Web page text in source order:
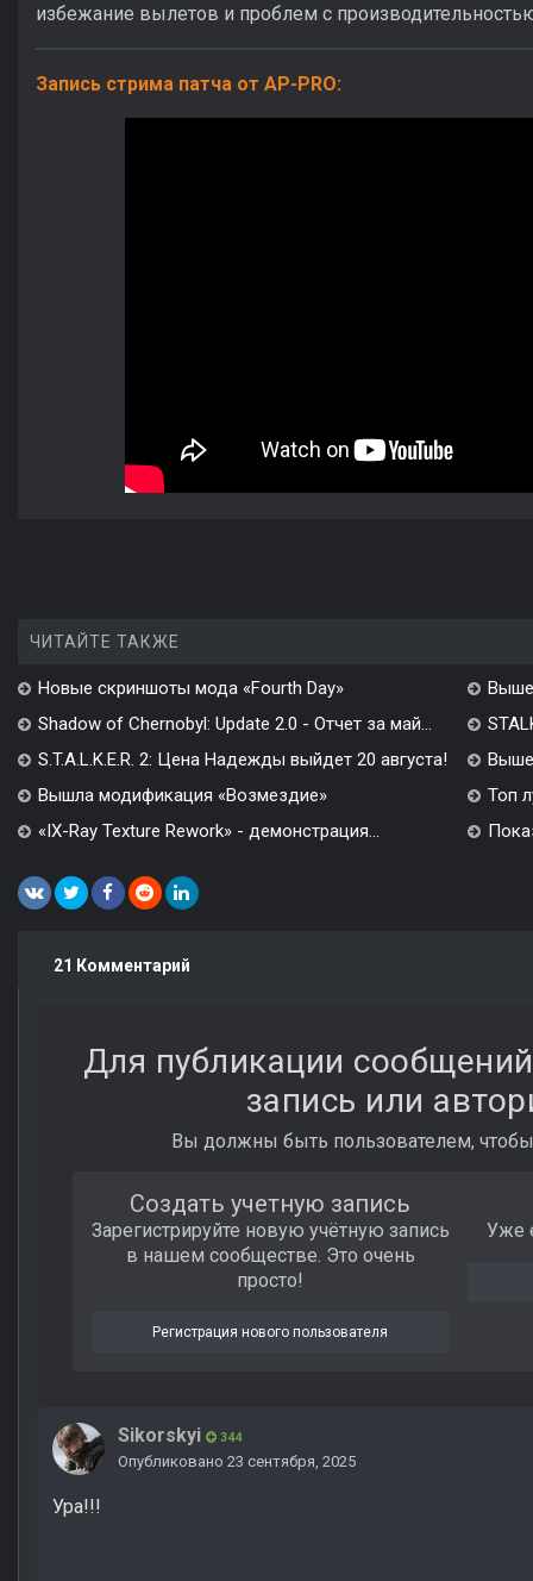
избежание вылетов и проблем с
Запись стрима патча от AP-PRO:
ЧИТАЙТЕ ТАКЖЕ
Новые скриншоты мода «Fourth Day»
Shadow of Chernobyl: Update 2.0 - Отчет за май...
S.T.A.L.K.E.R. 2: Цена Надежды выйдет 20 августа!
Вышла модификация «Возмездие»
Топ
«IX-Ray Texture Rework» - демонстрация...
21 Комментарий
Для публикации
запись или
Вы должны быть пользователем,
Создать учетную запись
Зарегистрируйте новую учётную запись
в нашем сообществе. Это очень
просто!
Регистрация нового пользователя
Уже
Sikorskyi 344
Опубликовано 23 сентября, 2025
Ура!!!